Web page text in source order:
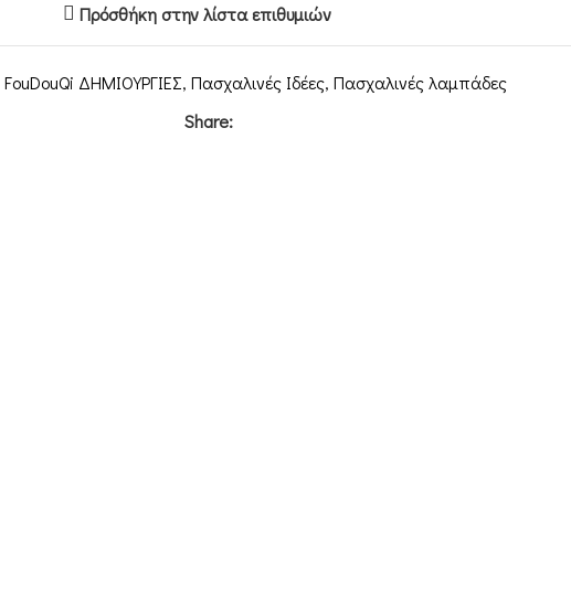
Πρόσθήκη στην λίστα επιθυμιών
FouDouQi ΔΗΜΙΟΥΡΓΙΕΣ, Πασχαλινές Ιδέες, Πασχαλινές λαμπάδες
Share: